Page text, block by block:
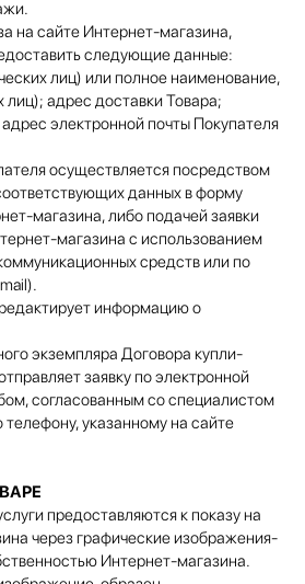
на сайте Интернет-магазина,
следующие данные:
лиц) или полное наименование,
адрес доставки Товара;
электронной почты Покупателя
осуществляется посредством
данных в форму
магазина, либо подачей заявки
магазина с использованием
средств или по
информацию о
экземпляра Договора купли-
заявку по электронной
согласованным со специалистом
указанному на сайте
предоставляются к показу на
через графические изображения-
Интернет-магазина.